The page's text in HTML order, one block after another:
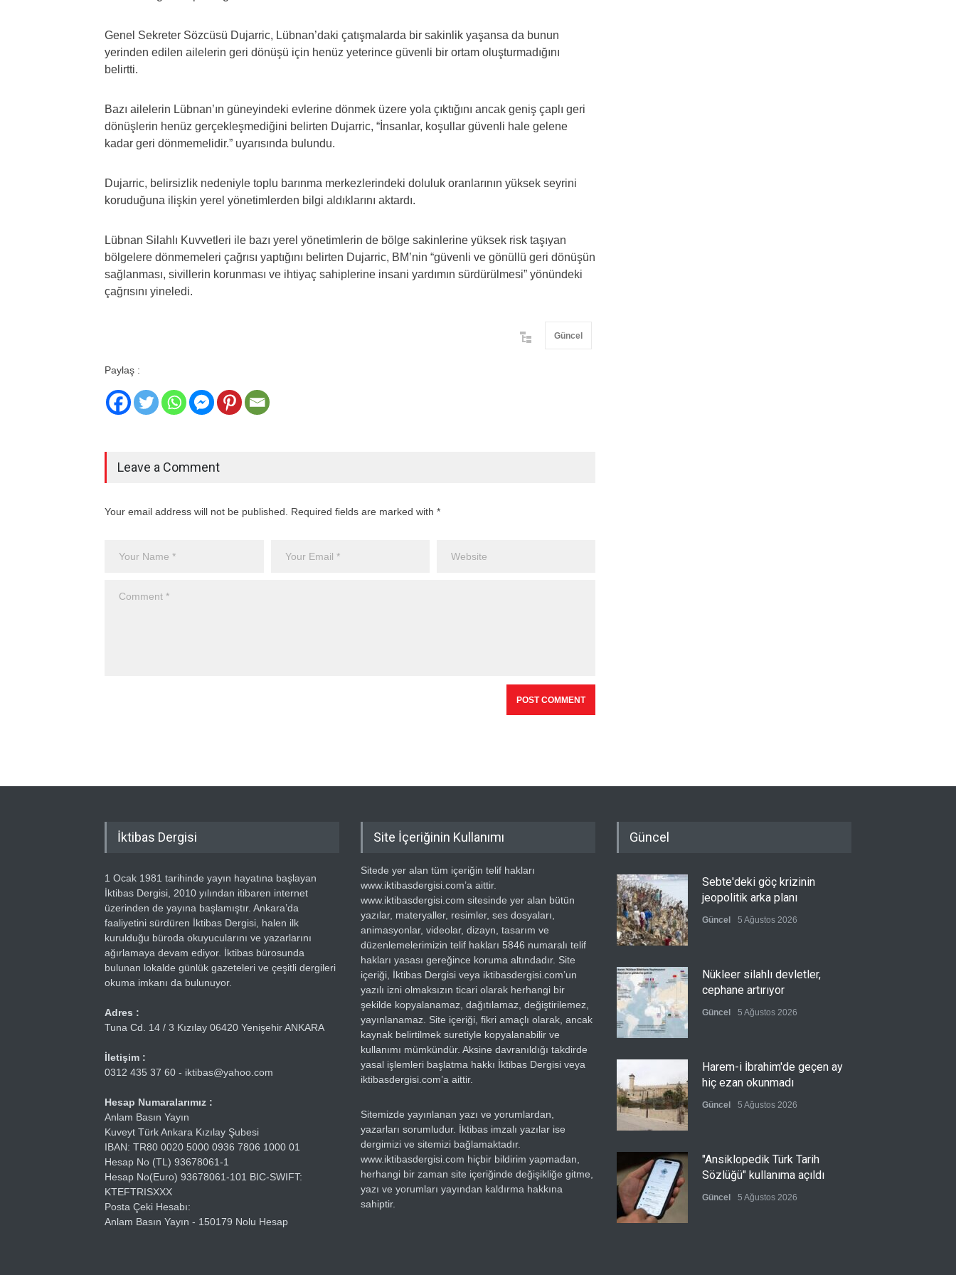
Genel Sekreter Sözcüsü Dujarric, Lübnan’daki çatışmalarda bir sakinlik yaşansa da bunun
yerinden edilen ailelerin geri dönüşü için henüz yeterince güvenli bir ortam oluşturmadığını
belirtti.
Bazı ailelerin Lübnan’ın güneyindeki evlerine dönmek üzere yola çıktığını ancak geniş çaplı geri
dönüşlerin henüz gerçekleşmediğini belirten Dujarric, “İnsanlar, koşullar güvenli hale gelene
kadar geri dönmemelidir.” uyarısında bulundu.
Dujarric, belirsizlik nedeniyle toplu barınma merkezlerindeki doluluk oranlarının yüksek seyrini
koruduğuna ilişkin yerel yönetimlerden bilgi aldıklarını aktardı.
Lübnan Silahlı Kuvvetleri ile bazı yerel yönetimlerin de bölge sakinlerine yüksek risk taşıyan
bölgelere dönmemeleri çağrısı yaptığını belirten Dujarric, BM’nin “güvenli ve gönüllü geri dönüşün
sağlanması, sivillerin korunması ve ihtiyaç sahiplerine insani yardımın sürdürülmesi” yönündeki
çağrısını yineledi.
Güncel
Paylaş :
Leave a Comment
Your email address will not be published. Required fields are marked with *
İktibas Dergisi
1 Ocak 1981 tarihinde yayın hayatına başlayan
İktibas Dergisi, 2010 yılından itibaren internet
üzerinden de yayına başlamıştır. Ankara’da
faaliyetini sürdüren İktibas Dergisi, halen ilk
kurulduğu büroda okuyucularını ve yazarlarını
ağırlamaya devam ediyor. İktibas bürosunda
bulunan lokalde günlük gazeteleri ve çeşitli dergileri
okuma imkanı da bulunuyor.
Adres :
Tuna Cd. 14 / 3 Kızılay 06420 Yenişehir ANKARA
İletişim :
0312 435 37 60 - iktibas@yahoo.com
Hesap Numaralarımız :
Anlam Basın Yayın
Kuveyt Türk Ankara Kızılay Şubesi
IBAN: TR80 0020 5000 0936 7806 1000 01
Hesap No (TL) 93678061-1
Hesap No(Euro) 93678061-101 BIC-SWIFT:
KTEFTRISXXX
Posta Çeki Hesabı:
Anlam Basın Yayın - 150179 Nolu Hesap
Site İçeriğinin Kullanımı
Sitede yer alan tüm içeriğin telif hakları
www.iktibasdergisi.com’a aittir.
www.iktibasdergisi.com sitesinde yer alan bütün
yazılar, materyaller, resimler, ses dosyaları,
animasyonlar, videolar, dizayn, tasarım ve
düzenlemelerimizin telif hakları 5846 numaralı telif
hakları yasası gereğince koruma altındadır. Site
içeriği, İktibas Dergisi veya iktibasdergisi.com’un
yazılı izni olmaksızın ticari olarak herhangi bir
şekilde kopyalanamaz, dağıtılamaz, değiştirilemez,
yayınlanamaz. Site içeriği, fikri amaçlı olarak, ancak
kaynak belirtilmek suretiyle kopyalanabilir ve
kullanımı mümkündür. Aksine davranıldığı takdirde
yasal işlemleri başlatma hakkı İktibas Dergisi veya
iktibasdergisi.com’a aittir.
Sitemizde yayınlanan yazı ve yorumlardan,
yazarları sorumludur. İktibas imzalı yazılar ise
dergimizi ve sitemizi bağlamaktadır.
www.iktibasdergisi.com hiçbir bildirim yapmadan,
herhangi bir zaman site içeriğinde değişikliğe gitme,
yazı ve yorumları yayından kaldırma hakkına
sahiptir.
Güncel
Sebte'deki göç krizinin
jeopolitik arka planı
Güncel 5 Ağustos 2026
Nükleer silahlı devletler,
cephane artırıyor
Güncel 5 Ağustos 2026
Harem-i İbrahim'de geçen ay
hiç ezan okunmadı
Güncel 5 Ağustos 2026
"Ansiklopedik Türk Tarih
Sözlüğü" kullanıma açıldı
Güncel 5 Ağustos 2026